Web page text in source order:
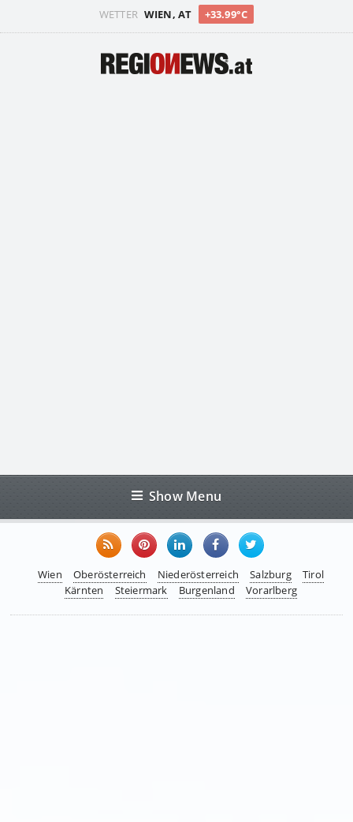
WETTER WIEN, AT +33.99°C
Show Menu
Wien Oberösterreich Niederösterreich Salzburg
Tirol
Kärnten
Steiermark Burgenland Vorarlberg